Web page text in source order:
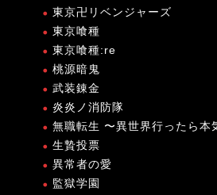
東京卍リベンジャーズ
東京喰種
東京喰種:re
桃源暗鬼
武装錬金
炎炎ノ消防隊
無職転生 〜異世界行ったら本
生贄投票
異常者の愛
監獄学園